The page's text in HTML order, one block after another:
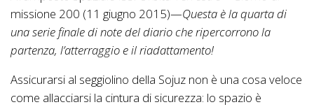
missione 200 (11 giugno 2015)—Questa è la quarta di
una serie finale di note del diario che ripercorrono la
partenza, l’atterraggio e il riadattamento!
Assicurarsi al seggiolino della Sojuz non è una cosa veloce
come allacciarsi la cintura di sicurezza: lo spazio è